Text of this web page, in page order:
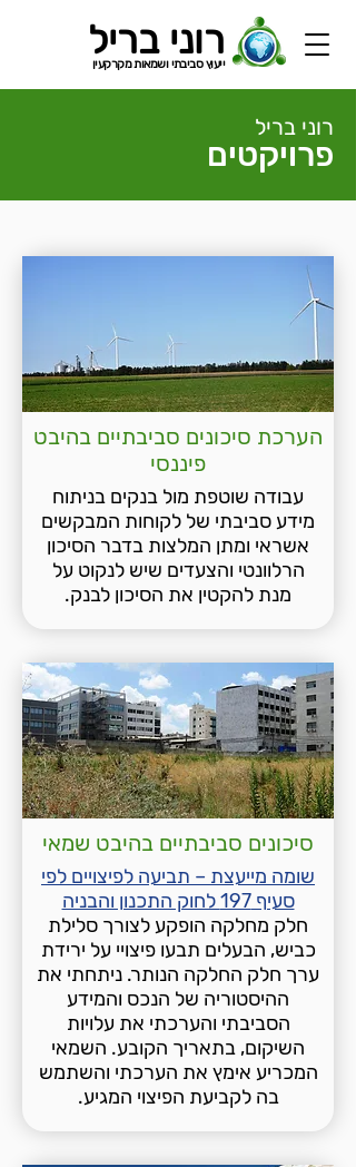
רוני בריל
ייעוץ סביבתי ושמאות מקרקעין
רוני בריל
פרויקטים
הערכת סיכונים סביבתיים בהיבט
פיננסי
עבודה שוטפת מול בנקים בניתוח
מידע סביבתי של לקוחות המבקשים
אשראי ומתן המלצות בדבר הסיכון
הרלוונטי והצעדים שיש לנקוט על
מנת להקטין את הסיכון לבנק.
סיכונים סביבתיים בהיבט שמאי
שומה מייעצת – תביעה לפיצויים לפי
סעיף 197 לחוק התכנון והבניה
חלק מחלקה הופקע לצורך סלילת
כביש, הבעלים תבעו פיצויי על ירידת
ערך חלק החלקה הנותר. ניתחתי את
ההיסטוריה של הנכס והמידע
הסביבתי והערכתי את עלויות
השיקום, בתאריך הקובע. השמאי
המכריע אימץ את הערכתי והשתמש
בה לקביעת הפיצוי המגיע.